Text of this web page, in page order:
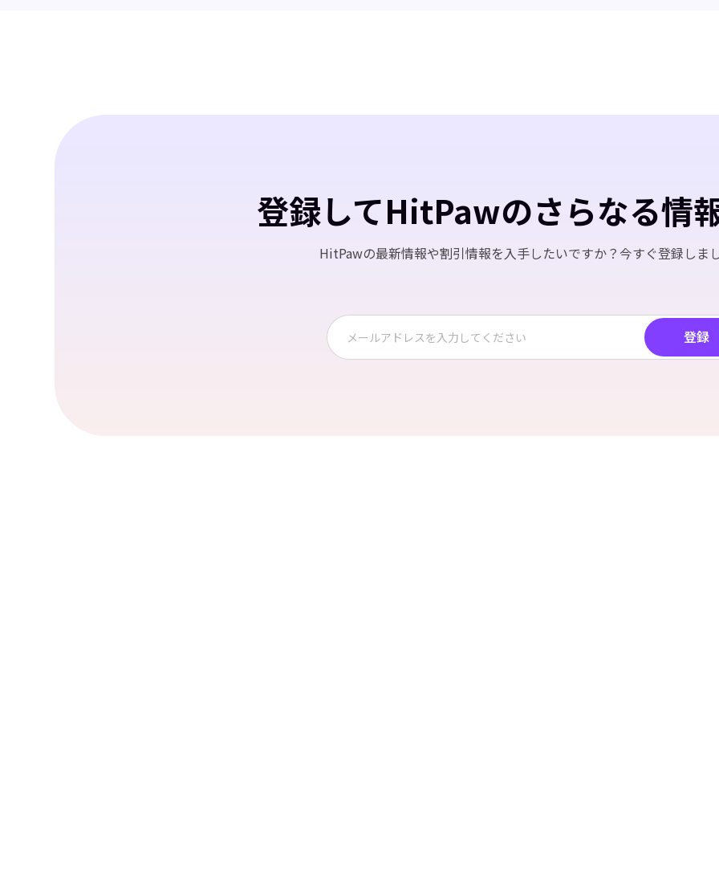
登録してHitPawのさらなる情
HitPawの最新情報や割引情報を入手したいですか？今すぐ登録しま
登録